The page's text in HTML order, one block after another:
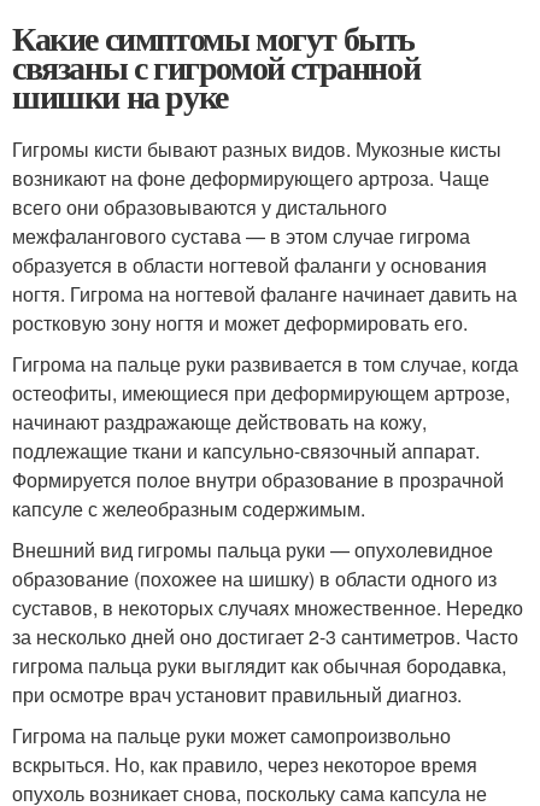
Какие симптомы могут быть
связаны с гигромой странной
шишки на руке
Гигромы кисти бывают разных видов. Мукозные кисты
возникают на фоне деформирующего артроза. Чаще
всего они образовываются у дистального
межфалангового сустава — в этом случае гигрома
образуется в области ногтевой фаланги у основания
ногтя. Гигрома на ногтевой фаланге начинает давить на
ростковую зону ногтя и может деформировать его.
Гигрома на пальце руки развивается в том случае, когда
остеофиты, имеющиеся при деформирующем артрозе,
начинают раздражающе действовать на кожу,
подлежащие ткани и капсульно-связочный аппарат.
Формируется полое внутри образование в прозрачной
капсуле с желеобразным содержимым.
Внешний вид гигромы пальца руки — опухолевидное
образование (похожее на шишку) в области одного из
суставов, в некоторых случаях множественное. Нередко
за несколько дней оно достигает 2-3 сантиметров. Часто
гигрома пальца руки выглядит как обычная бородавка,
при осмотре врач установит правильный диагноз.
Гигрома на пальце руки может самопроизвольно
вскрыться. Но, как правило, через некоторое время
опухоль возникает снова, поскольку сама капсула не